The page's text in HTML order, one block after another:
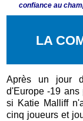
confiance au
LA
Après un jour
d'Europe -19 ans
si Katie Malliff
cinq joueurs et